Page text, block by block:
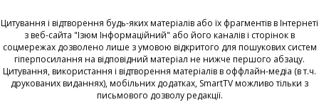
Цитування і відтворення будь-яких матеріалів або їх фрагментів в Інтернеті
з веб-сайта "Ізюм Інформаційний" або його каналів і сторінок в
соцмережах дозволено лише з умовою відкритого для пошукових систем
гіперпосилання на відповідний матеріал не нижче першого абзацу.
Цитування, використання і відтворення матеріалів в оффлайн-медіа (в т.ч.
друкованих виданнях), мобільних додатках, SmartTV можливо тільки з
письмового дозволу редакції.